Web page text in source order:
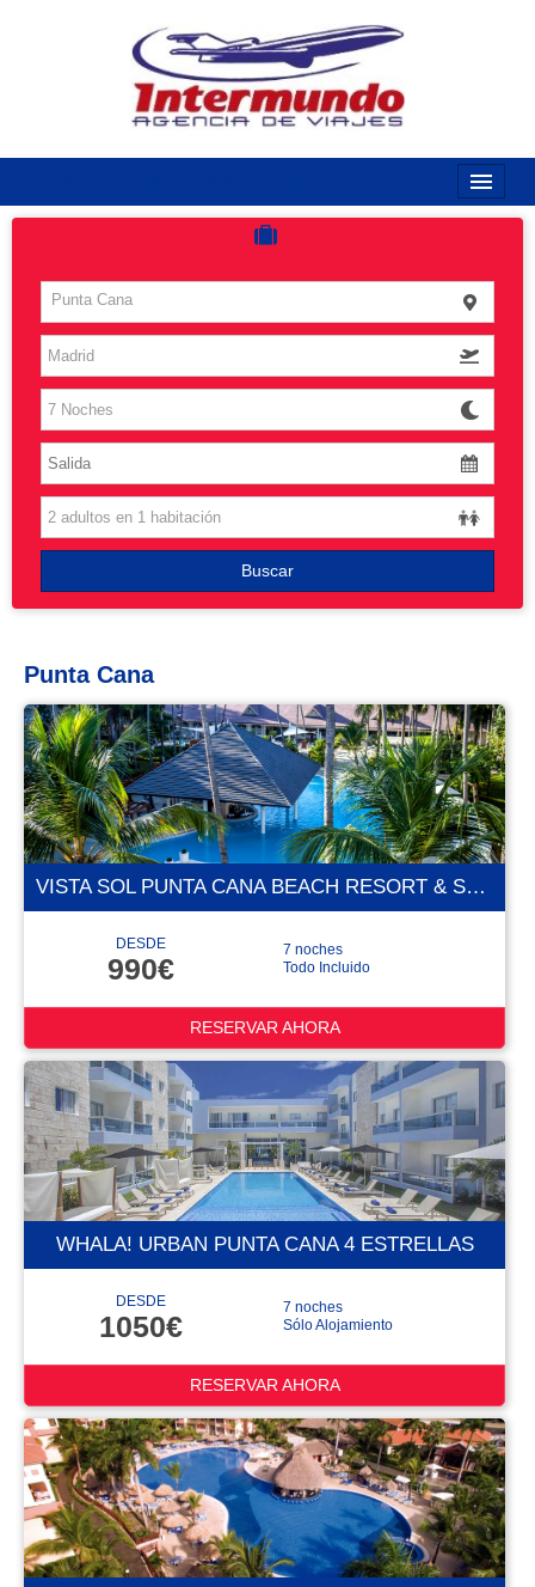
Costas
Vuelos
Islas
Caribe
Grandes Viajes
Punta Cana
Buscar
Punta Cana
VISTA SOL PUNTA CANA BEACH RESORT & SPA 4 ESTRELLAS
DESDE
990€
7 noches
Todo Incluido
RESERVAR AHORA
WHALA! URBAN PUNTA CANA 4 ESTRELLAS
DESDE
1050€
7 noches
Sólo Alojamiento
RESERVAR AHORA